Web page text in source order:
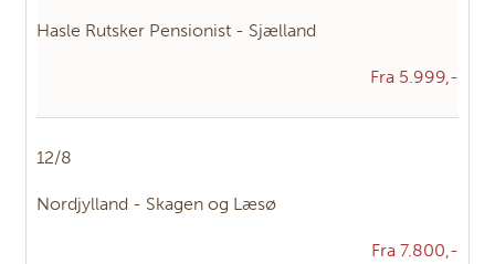
Hasle Rutsker Pensionist - Sjælland
Fra 5.999,-
12/8
Nordjylland - Skagen og Læsø
Fra 7.800,-